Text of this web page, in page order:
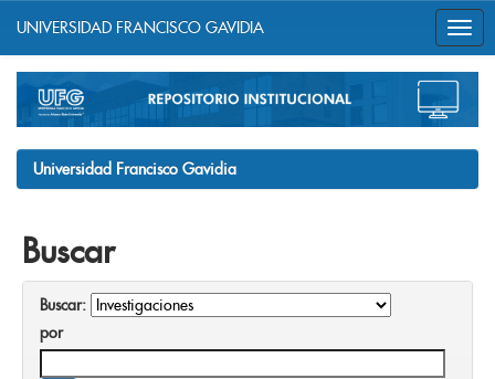
navigation
UNIVERSIDAD FRANCISCO GAVIDIA
Universidad Francisco Gavidia
Buscar
Buscar:
por